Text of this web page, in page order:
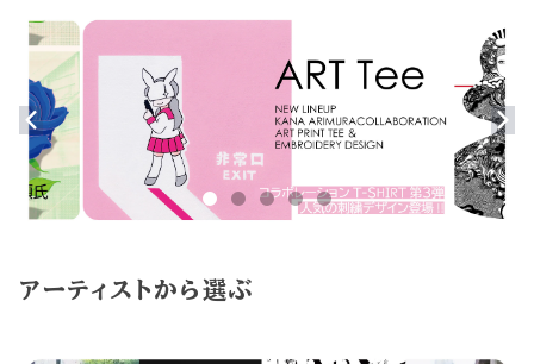
アーティストから選ぶ